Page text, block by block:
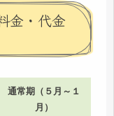
金・代金
通常期（５月～１
月）